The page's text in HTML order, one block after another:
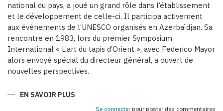
national du pays, a joué un grand rôle dans l’établissement
et le développement de celle-ci. Il participa activement
aux événements de l’UNESCO organisés en Azerbaïdjan. Sa
rencontre en 1983, lors du premier Symposium
International « L’art du tapis d’Orient », avec Federico Mayor
alors envoyé spécial du directeur général, a ouvert de
nouvelles perspectives.
EN SAVOIR PLUS
Se connecterpour poster des commentaires